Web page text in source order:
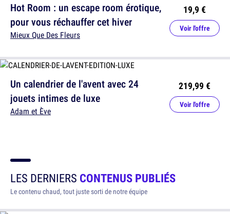
Un calendrier de l'avent avec 24
jouets intimes de luxe
Adam et Ève
219,99 €
Voir l'offre
Hot Room : un escape room érotique,
pour vous réchauffer cet hiver
Mieux Que Des Fleurs
19,9 €
Voir l'offre
LES DERNIERS CONTENUS PUBLIÉS
Le contenu chaud, tout juste sorti de notre équipe